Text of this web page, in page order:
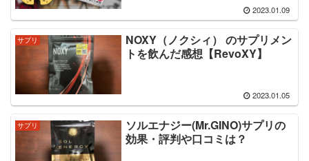
2023.01.09
サプリ
NOXY（ノクシィ） のサプリメン
トを飲んだ感想【RevoXY】
2023.01.05
サプリ
ソルエナジー(Mr.GINO)サプリの
効果・評判や口コミは？